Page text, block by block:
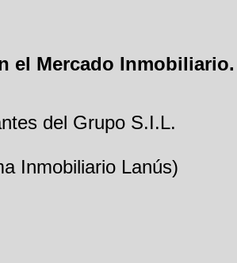
el Mercado
del Grupo S.I.L.
Inmobiliario Lanús)